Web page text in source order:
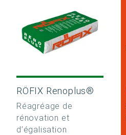
RÖFIX Renoplus®
Réagréage de
rénovation et
d’égalisation